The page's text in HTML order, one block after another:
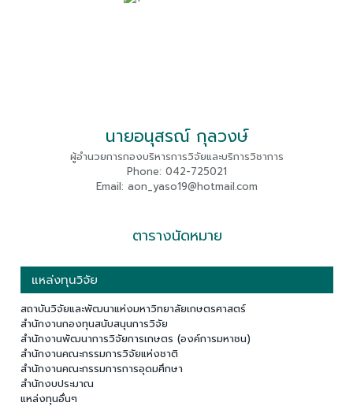
นายอนุสรณ์ กุลวงษ์
ผู้อำนวยการกองบริหารการวิจัยและบริการวิชาการ
Phone: 042-725021
Email: aon_yaso19@hotmail.com
ตารางนัดหมาย
แหล่งทุนวิจัย
สถาบันวิจัยและพัฒนาแห่งมหาวิทยาลัยเกษตรศาสตร์
สำนักงานกองทุนสนับสนุนการวิจัย
สำนักงานพัฒนาการวิจัยการเกษตร (องค์การมหาชน)
สำนักงานคณะกรรมการวิจัยแห่งชาติ
สำนักงานคณะกรรมการการอุดมศึกษา
สำนักงบประมาณ
แหล่งทุนอื่นๆ